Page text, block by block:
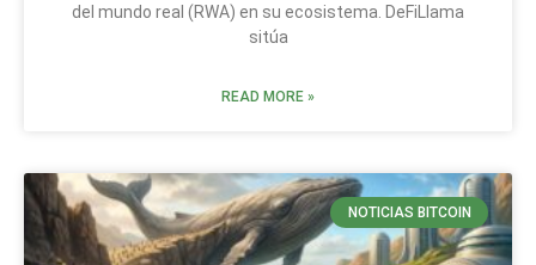
del mundo real (RWA) en su ecosistema. DeFiLlama
sitúa
READ MORE »
NOTICIAS BITCOIN